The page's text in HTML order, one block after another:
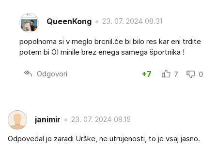
QueenKong 23. 07. 2024 08.31
popolnoma si v meglo brcnil.če bi bilo res kar eni trdite
potem bi OI minile brez enega samega športnika !
Odgovori +7 7 0
janimir 23. 07. 2024 08.15
Odpovedal je zaradi Urške, ne utrujenosti, to je vsaj jasno.